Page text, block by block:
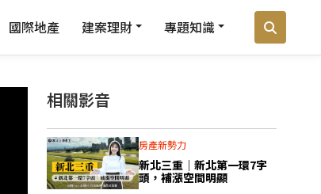
國際地產 建案理財 專題知識
相關影音
房產新勢力
新北三重｜新北第一環7字
頭，補漲空間明顯